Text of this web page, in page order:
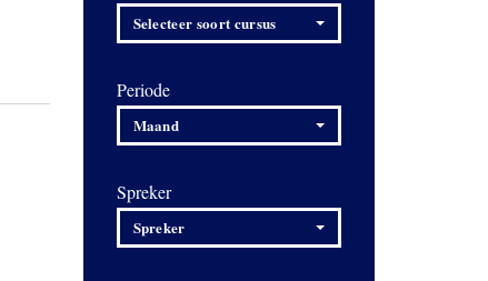
Selecteer soort cursus
Periode
Maand
Spreker
Spreker